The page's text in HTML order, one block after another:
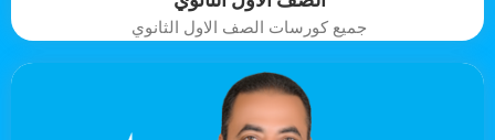
جميع كورسات الصف الاول الثانوي